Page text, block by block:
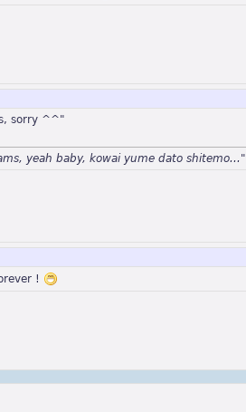
sorry ^^"
yeah baby, kowai yume dato shitemo..."
!